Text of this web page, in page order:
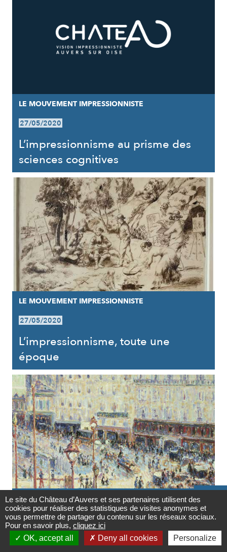
Contact

Newsletter
LE MOUVEMENT IMPRESSIONNISTE
27/05/2020
L’impressionnisme au prisme des
sciences cognitives
LE MOUVEMENT IMPRESSIONNISTE
27/05/2020
L’impressionnisme, toute une
époque
LE MOUVEMENT IMPRESSIONNISTE
27/05/2020
La France des impressionnistes vue
Le site du Château d’Auvers et ses partenaires utilisent des
cookies pour réaliser des statistiques de visites anonymes et
vous permettre de partager du contenu sur les réseaux sociaux.
Pour en savoir plus, cliquez ici
OK, accept all
Deny all cookies Personalize